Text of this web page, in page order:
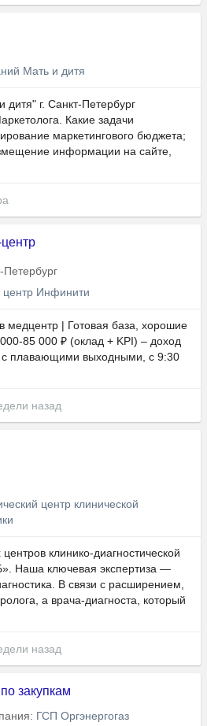
Мать и дитя
г. Санкт-Петербург
Какие задачи
маркетингового бюджета;
информации на сайте,
Петербург
Инфинити
медцентр | Готовая база, хорошие
85 000 ₽ (оклад + KPI) – доход
с плавающими выходными, с 9:30
назад
центр клинической
клинико-диагностической
Наша ключевая экспертиза —
В связи с расширением,
а врача-диагноста, который
назад
закупкам
ГСП Оргэнергогаз